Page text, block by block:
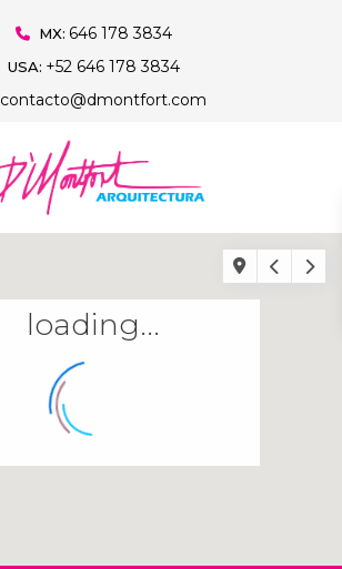
MX: 646 178 3834
USA: +52 646 178 3834
contacto@dmontfort.com
loading...